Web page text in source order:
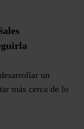
un
más cerca de lo